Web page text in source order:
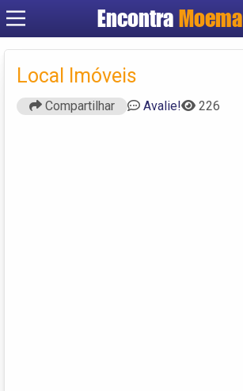
Encontra Moema
Local Imóveis
Compartilhar Avalie! 226